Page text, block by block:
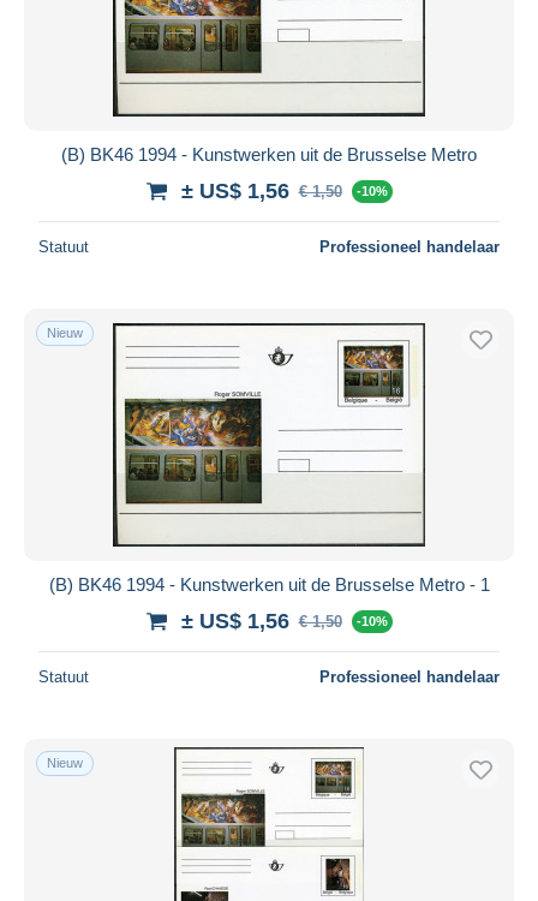
(B) BK46 1994 - Kunstwerken uit de Brusselse Metro
± US$ 1,56 € 1,50 -10%
Statuut Professioneel handelaar
Nieuw
(B) BK46 1994 - Kunstwerken uit de Brusselse Metro - 1
± US$ 1,56 € 1,50 -10%
Statuut Professioneel handelaar
Nieuw